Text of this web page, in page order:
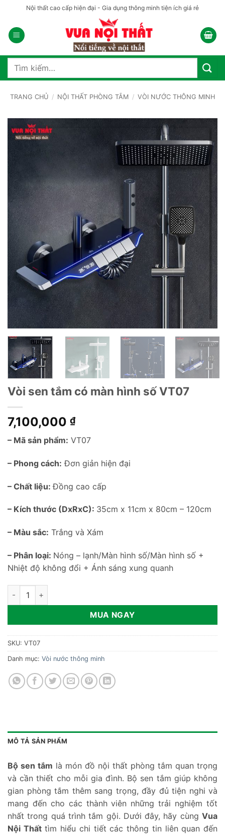
nội
dung
Nội thất cao cấp hiện đại - Gia dụng thông minh tiện ích giá rẻ
Tìm
TRANG CHỦ / NỘI THẤT PHÒNG TẮM / VÒI NƯỚC THÔNG MINH
Vòi sen tắm có màn hình số VT07
7,100,000 ₫
– Mã sản phẩm: VT07
– Phong cách: Đơn giản hiện đại
– Chất liệu:Đồng cao cấp
– Kích thước (DxRxC): 35cm x 11cm x 80cm – 120cm
– Màu sắc: Trắng và Xám
– Phân loại: Nóng – lạnh/Màn hình số/Màn hình số +
Nhiệt độ không đổi + Ánh sáng xung quanh
Vòi sen tắm có màn hình số VT07 số lượng
MUA NGAY
SKU: VT07
Danh mục: Vòi nước thông minh
MÔ TẢ SẢN PHẨM
Bộ sen tắm là món đồ nội thất phòng tắm quan trọng
và cần thiết cho mỗi gia đình. Bộ sen tắm giúp không
gian phòng tắm thêm sang trọng, đầy đủ tiện nghi và
mang đến cho các thành viên những trải nghiệm tốt
nhất trong quá trình tắm gội. Dưới đây, hãy cùng Vua
Nội Thấttìm hiểu chi tiết các thông tin liên quan đến